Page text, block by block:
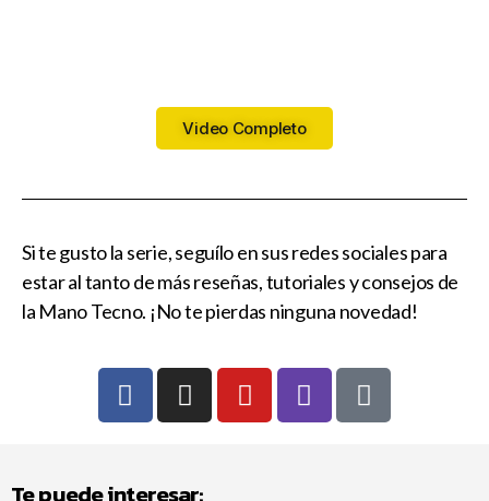
Video Completo
Si te gusto la serie, seguílo en sus redes sociales para
estar al tanto de más reseñas, tutoriales y consejos de
la Mano Tecno. ¡No te pierdas ninguna novedad!